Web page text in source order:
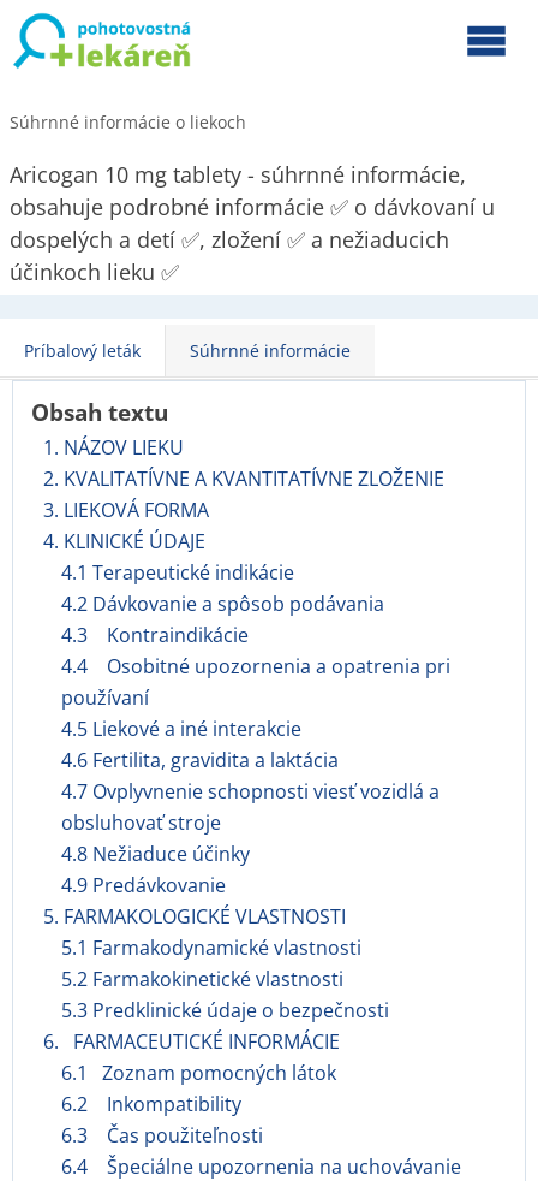
Súhrnné informácie o liekoch
Aricogan 10 mg tablety - súhrnné informácie,
obsahuje podrobné informácie ✅ o dávkovaní u
dospelých a detí ✅, zložení ✅ a nežiaducich
účinkoch lieku ✅
Príbalový leták Súhrnné informácie
Obsah textu
1. NÁZOV LIEKU
2. KVALITATÍVNE A KVANTITATÍVNE ZLOŽENIE
3. LIEKOVÁ FORMA
4. KLINICKÉ ÚDAJE
4.1 Terapeutické indikácie
4.2 Dávkovanie a spôsob podávania
4.3 Kontraindikácie
4.4 Osobitné upozornenia a opatrenia pri
používaní
4.5 Liekové a iné interakcie
4.6 Fertilita, gravidita a laktácia
4.7 Ovplyvnenie schopnosti viesť vozidlá a
obsluhovať stroje
4.8 Nežiaduce účinky
4.9 Predávkovanie
5. FARMAKOLOGICKÉ VLASTNOSTI
5.1 Farmakodynamické vlastnosti
5.2 Farmakokinetické vlastnosti
5.3 Predklinické údaje o bezpečnosti
6. FARMACEUTICKÉ INFORMÁCIE
6.1 Zoznam pomocných látok
6.2 Inkompatibility
6.3 Čas použiteľnosti
6.4 Špeciálne upozornenia na uchovávanie